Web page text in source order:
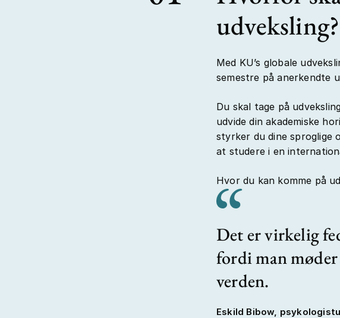
udveksling?
Med KU’s globale
semestre på anerkendte
Du skal tage på
udvide din akademiske
styrker du dine sproglige
at studere i en
Hvor du kan komme på
Det er virkelig
fordi man møder
verden.
Eskild Bibow,